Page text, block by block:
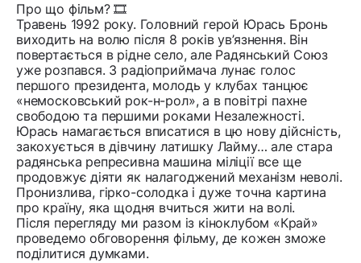
Про що фільм? 🎞️
Травень 1992 року. Головний герой Юрась Бронь
виходить на волю після 8 років ув’язнення. Він
повертається в рідне село, але Радянський Союз
уже розпався. З радіоприймача лунає голос
першого президента, молодь у клубах танцює
«немосковський рок-н-рол», а в повітрі пахне
свободою та першими роками Незалежності.
Юрась намагається вписатися в цю нову дійсність,
закохується в дівчину латишку Лайму… але стара
радянська репресивна машина міліції все ще
продовжує діяти як налагоджений механізм неволі.
Пронизлива, гірко-солодка і дуже точна картина
про країну, яка щодня вчиться жити на волі.
Після перегляду ми разом із кіноклубом «Край»
проведемо обговорення фільму, де кожен зможе
поділитися думками.